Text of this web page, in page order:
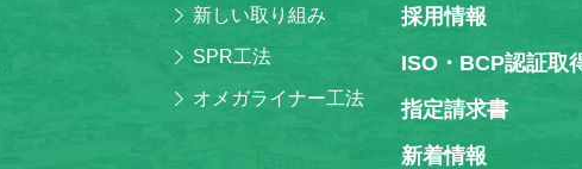
新しい取り組み
SPR工法
オメガライナー工法
採⽤情報
ISO・BCP認証取
指定請求書
新着情報